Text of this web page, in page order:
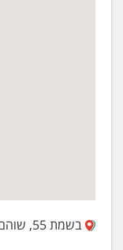
בשמת 55, שוהם 60850